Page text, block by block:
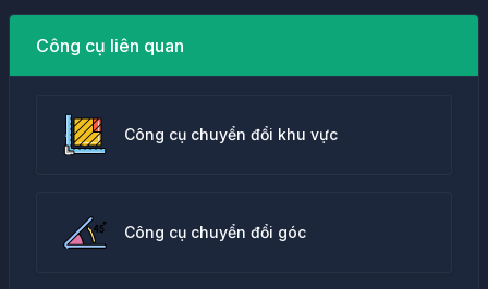
Công cụ liên quan
Công cụ chuyển đổi khu vực
Công cụ chuyển đổi góc